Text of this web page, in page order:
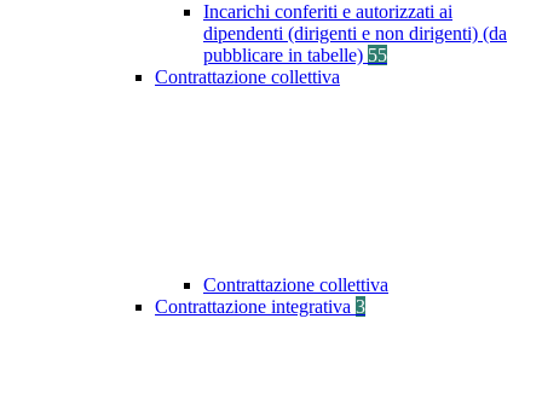
Incarichi conferiti e autorizzati ai
dipendenti (dirigenti e non dirigenti) (da
pubblicare in tabelle) 55
Contrattazione collettiva
Contrattazione collettiva
Contrattazione integrativa 3